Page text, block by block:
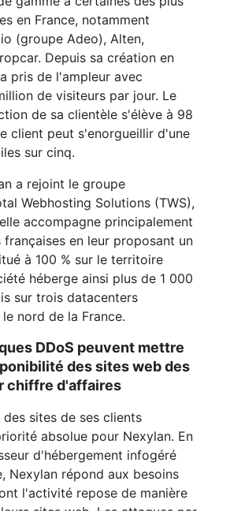
en France, notamment
(groupe Adeo), Alten,
Depuis sa création en
pris de l'ampleur avec
de visiteurs par jour. Le
de sa clientèle s'élève à 98
client peut s'enorgueillir d'une
sur cinq.
a rejoint le groupe
Webhosting Solutions (TWS),
accompagne principalement
françaises en leur proposant un
à 100 % sur le territoire
héberge ainsi plus de 1 000
sur trois datacenters
nord de la France.
DDoS peuvent mettre
des sites web des
chiffre d'affaires
sites de ses clients
absolue pour Nexylan. En
d'hébergement infogéré
Nexylan répond aux besoins
l'activité repose de manière